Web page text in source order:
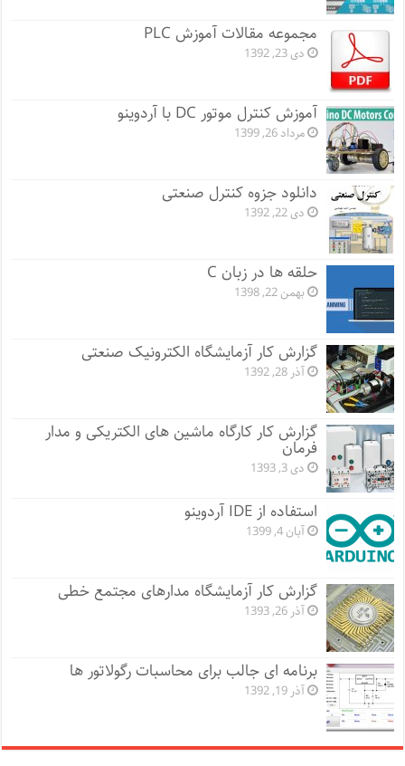
مجموعه مقالات آموزش PLC
دی 23, 1392
آموزش کنترل موتور DC با آردوینو
مرداد 26, 1399
دانلود جزوه کنترل صنعتی
دی 22, 1392
حلقه ها در زبان C
بهمن 22, 1398
گزارش کار آزمایشگاه الکترونیک صنعتی
آذر 28, 1392
گزارش کار کارگاه ماشین های الکتریکی و مدار
فرمان
دی 3, 1393
استفاده از IDE آردوینو
آبان 4, 1399
گزارش کار آزمایشگاه مدارهای مجتمع خطی
آذر 26, 1393
برنامه ای جالب برای محاسبات رگولاتور ها
آذر 19, 1392